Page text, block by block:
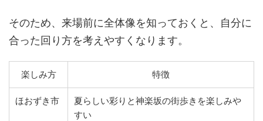
そのため、来場前に全体像を知っておくと、自分に
合った回り方を考えやすくなります。
楽しみ方 特徴
ほおずき市
夏らしい彩りと神楽坂の街歩きを楽しみや
すい